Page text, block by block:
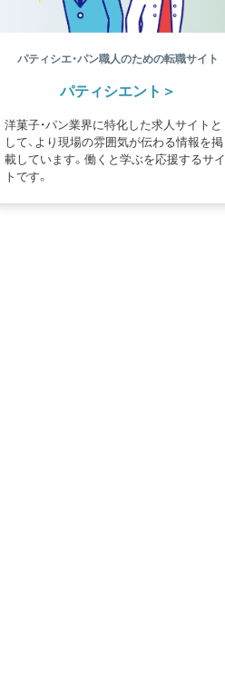
パティシエ・パン職人のための転職サイト
パティシエント
洋菓子・パン業界に特化した求人サイトと
して、より現場の雰囲気が伝わる情報を掲
載しています。働くと学ぶを応援するサイ
トです。